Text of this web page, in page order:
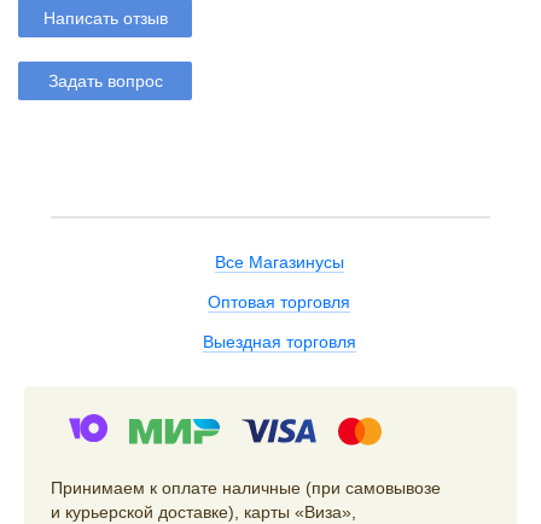
Написать отзыв
Задать вопрос
Все Магазинусы
Оптовая торговля
Выездная торговля
Принимаем к оплате наличные (при самовывозе
и курьерской доставке), карты «Виза»,